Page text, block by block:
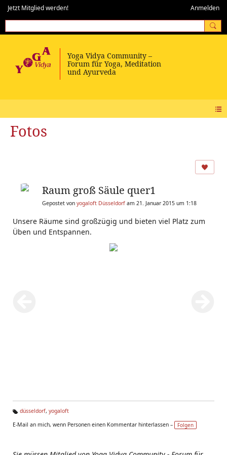
Jetzt Mitglied werden! Anmelden
Fotos
Raum groß Säule quer1
Gepostet von yogaloft Düsseldorf am 21. Januar 2015 um 1:18
Unsere Räume sind großzügig und bieten viel Platz zum
Üben und Entspannen.
g
düsseldorf, yogaloft
E-Mail an mich, wenn Personen einen Kommentar hinterlassen –
Folgen